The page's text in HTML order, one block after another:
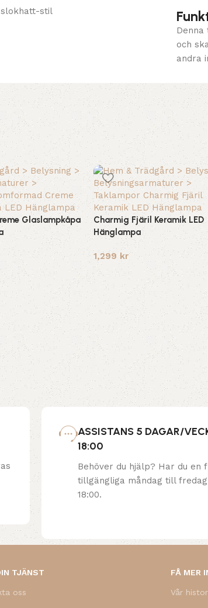
och
andra
Glaslampkåpa
Charmig Fjäril Keramik LED
Hänglampa
1,299 kr
ASSISTANS 5 DAGAR/
18:00
Behöver du hjälp? Har du en
tillgängliga måndag till
18:00.
TJÄNST
oss
FÅ MER
Vår